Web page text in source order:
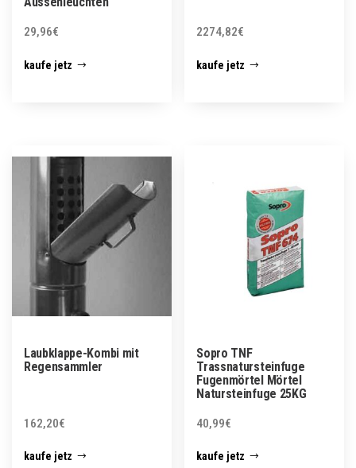
29,96€
kaufe jetz
2274,82€
kaufe jetz
Laubklappe-Kombi mit
Regensammler
162,20€
kaufe jetz
Sopro TNF
Trassnatursteinfuge
Fugenmörtel Mörtel
Natursteinfuge 25KG
40,99€
kaufe jetz